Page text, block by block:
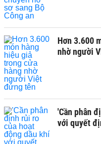
Hơn 3.600
nhờ người
'Cần phân
với quyết